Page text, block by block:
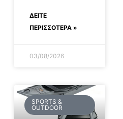
ΔΕΊΤΕ
ΠΕΡΙΣΣΟΤΕΡΑ »
03/08/2026
SPORTS &
OUTDOOR